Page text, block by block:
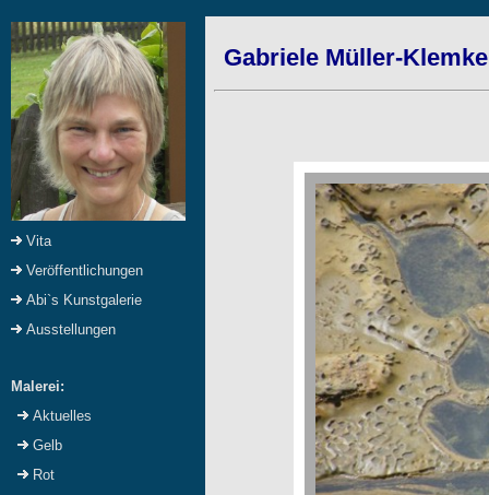
Vita
Veröffentlichungen
Abi`s Kunstgalerie
Ausstellungen
Malerei:
Aktuelles
Gelb
Rot
Gabriele Müller-